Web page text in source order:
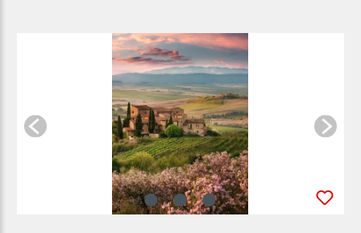
Bildergalerie überspringen